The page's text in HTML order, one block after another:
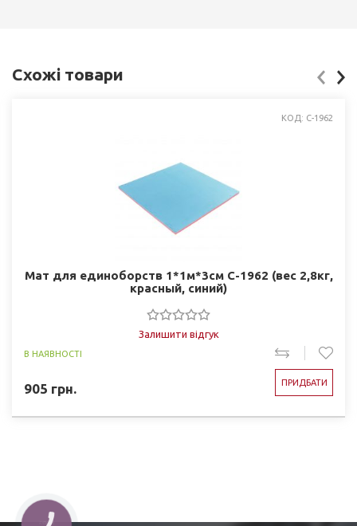
Схожі товари
КОД: C-1962
Мат для единоборств 1*1м*3см C-1962 (вес 2,8кг,
красный, синий)
Залишити відгук
В НАЯВНОСТІ
905 грн. ПРИДБАТИ
КНОПКА